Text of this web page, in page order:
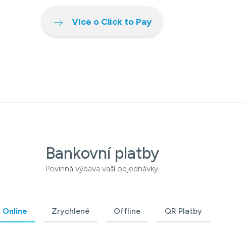
Více o Click to Pay
Bankovní platby
Povinná výbava vaší objednávky.
Online Zrychlené Offline QR Platby